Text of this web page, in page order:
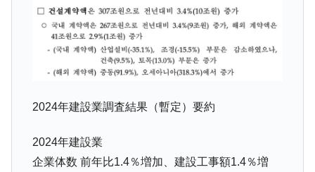
や、若者に起業させよう」⇒ どんな雇用対策だソレ。
『Money1』
【韓国の外貨準備】2026年07月は4,279億ド
ル。外平債の発行「19.4億ドル」
『Money1』
韓国「ここは北朝鮮なのか。選管がサーバ
『Money1』
韓国･李在明さっそく不動産対策で浅薄な発
『Money1』
韓国は「中国と同じく」投資に不適格な国
だ。
2024年建設業調査結果（暫定）要約
2024年建設業
企業体数 前年比1.4％増加、建設工事額1.4％増